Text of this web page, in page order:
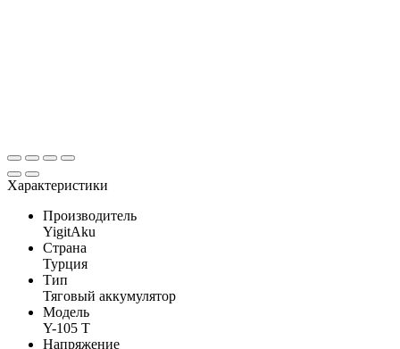
Характеристики
Производитель
YigitAku
Страна
Турция
Тип
Тяговый аккумулятор
Модель
Y-105 T
Напряжение